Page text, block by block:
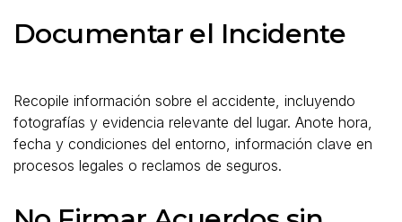
Documentar el Incidente
Recopile información sobre el accidente, incluyendo
fotografías y evidencia relevante del lugar. Anote hora,
fecha y condiciones del entorno, información clave en
procesos legales o reclamos de seguros.